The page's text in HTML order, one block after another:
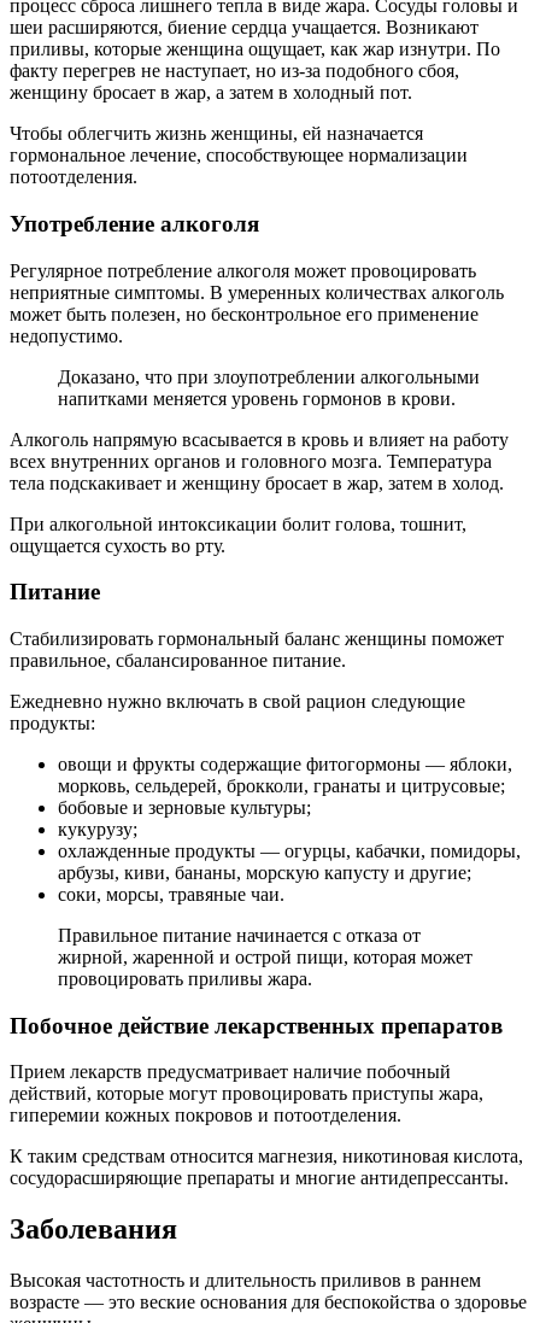
процесс сброса лишнего тепла в виде жара. Сосуды головы и
шеи расширяются, биение сердца учащается. Возникают
приливы, которые женщина ощущает, как жар изнутри. По
факту перегрев не наступает, но из-за подобного сбоя,
женщину бросает в жар, а затем в холодный пот.
Чтобы облегчить жизнь женщины, ей назначается
гормональное лечение, способствующее нормализации
потоотделения.
Употребление алкоголя
Регулярное потребление алкоголя может провоцировать
неприятные симптомы. В умеренных количествах алкоголь
может быть полезен, но бесконтрольное его применение
недопустимо.
Доказано, что при злоупотреблении алкогольными
напитками меняется уровень гормонов в крови.
Алкоголь напрямую всасывается в кровь и влияет на работу
всех внутренних органов и головного мозга. Температура
тела подскакивает и женщину бросает в жар, затем в холод.
При алкогольной интоксикации болит голова, тошнит,
ощущается сухость во рту.
Питание
Стабилизировать гормональный баланс женщины поможет
правильное, сбалансированное питание.
Ежедневно нужно включать в свой рацион следующие
продукты:
овощи и фрукты содержащие фитогормоны — яблоки,
морковь, сельдерей, брокколи, гранаты и цитрусовые;
бобовые и зерновые культуры;
кукурузу;
охлажденные продукты — огурцы, кабачки, помидоры,
арбузы, киви, бананы, морскую капусту и другие;
соки, морсы, травяные чаи.
Правильное питание начинается с отказа от
жирной, жаренной и острой пищи, которая может
провоцировать приливы жара.
Побочное действие лекарственных препаратов
Прием лекарств предусматривает наличие побочный
действий, которые могут провоцировать приступы жара,
гиперемии кожных покровов и потоотделения.
К таким средствам относится магнезия, никотиновая кислота,
сосудорасширяющие препараты и многие антидепрессанты.
Заболевания
Высокая частотность и длительность приливов в раннем
возрасте — это веские основания для беспокойства о здоровье